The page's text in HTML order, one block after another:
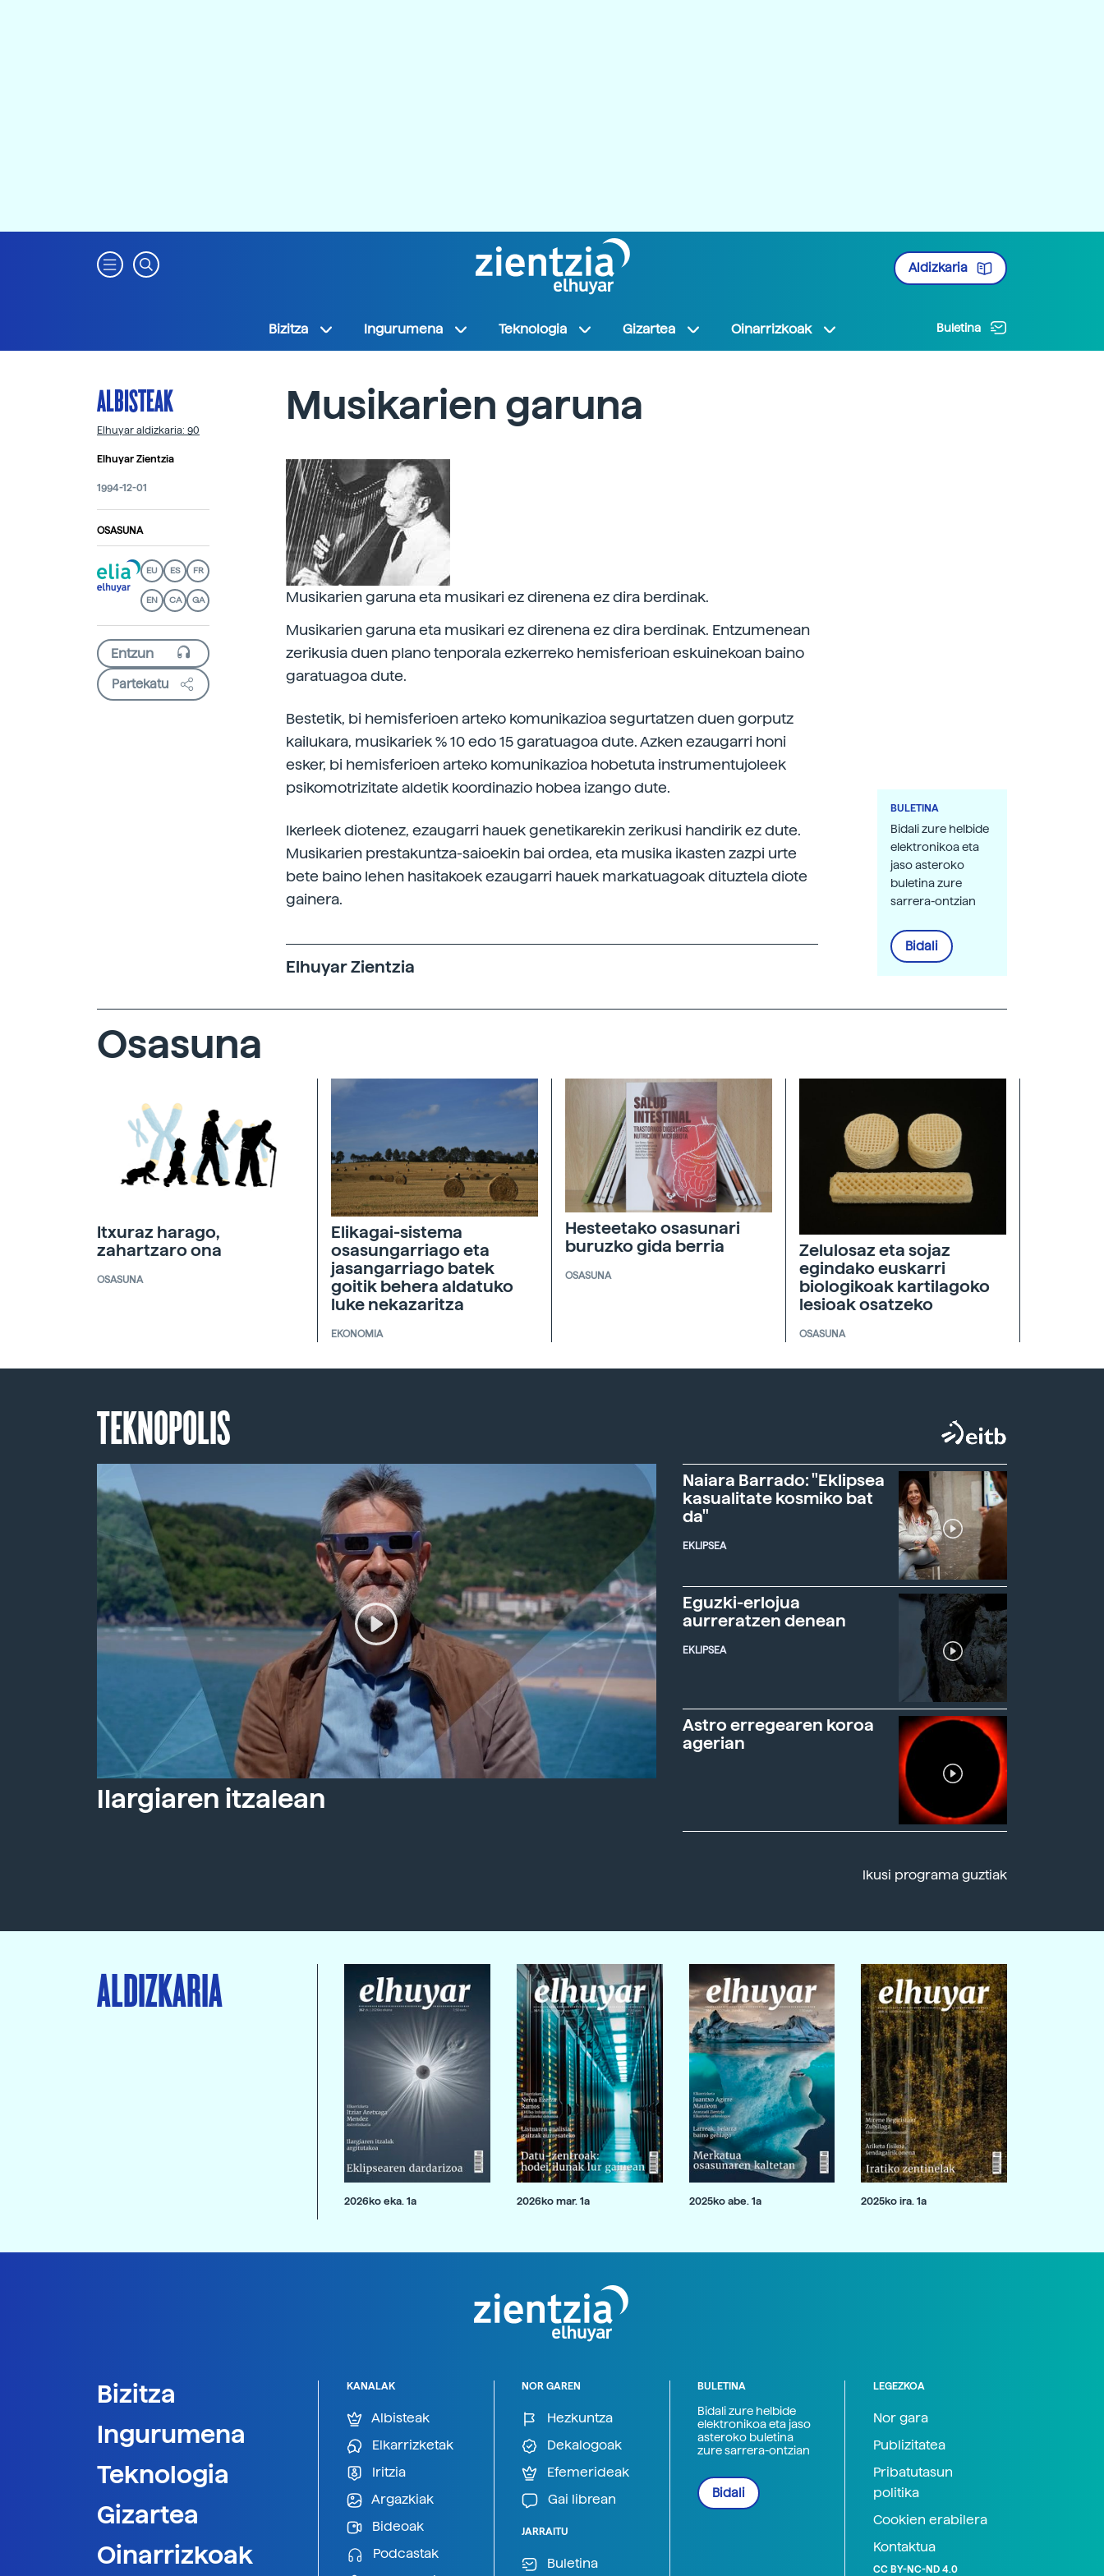
Aldizkaria
Bizitza Ingurumena Teknologia Gizartea Oinarrizkoak Buletina
ALBISTEAK
Elhuyar aldizkaria: 90
Elhuyar Zientzia
1994-12-01
OSASUNA
EU ES FR
EN CA GA
Partekatu
Musikarien garuna
Musikarien garuna eta musikari ez direnena ez dira berdinak.
Musikarien garuna eta musikari ez direnena ez dira berdinak. Entzumenean
zerikusia duen plano tenporala ezkerreko hemisferioan eskuinekoan baino
garatuagoa dute.
Bestetik, bi hemisferioen arteko komunikazioa segurtatzen duen gorputz
kailukara, musikariek % 10 edo 15 garatuagoa dute. Azken ezaugarri honi
esker, bi hemisferioen arteko komunikazioa hobetuta instrumentujoleek
psikomotrizitate aldetik koordinazio hobea izango dute.
Ikerleek diotenez, ezaugarri hauek genetikarekin zerikusi handirik ez dute.
Musikarien prestakuntza-saioekin bai ordea, eta musika ikasten zazpi urte
bete baino lehen hasitakoek ezaugarri hauek markatuagoak dituztela diote
gainera.
Elhuyar Zientzia
BULETINA
Bidali zure helbide
elektronikoa eta
jaso asteroko
buletina zure
sarrera-ontzian
Bidali
Osasuna
Itxuraz harago,
zahartzaro ona
OSASUNA
Elikagai-sistema
osasungarriago eta
jasangarriago batek
goitik behera aldatuko
luke nekazaritza
EKONOMIA
Hesteetako osasunari
buruzko gida berria
OSASUNA
Zelulosaz eta sojaz
egindako euskarri
biologikoak kartilagoko
lesioak osatzeko
OSASUNA
TEKNOPOLIS
Ilargiaren itzalean
Naiara Barrado: "Eklipsea
kasualitate kosmiko bat
da"
EKLIPSEA
Eguzki-erlojua
aurreratzen denean
EKLIPSEA
Astro erregearen koroa
agerian
Ikusi programa guztiak
ALDIZKARIA
2026ko eka. 1a 2026ko mar. 1a 2025ko abe. 1a 2025ko ira. 1a
Bizitza
Ingurumena
Teknologia
Gizartea
Oinarrizkoak
KANALAK
Albisteak
Elkarrizketak
Iritzia
Argazkiak
Bideoak
Podcastak
NOR GAREN
Hezkuntza
Dekalogoak
Efemerideak
Gai librean
JARRAITU
Buletina
BULETINA
Bidali zure helbide
elektronikoa eta jaso
asteroko buletina
zure sarrera-ontzian
Bidali
LEGEZKOA
Nor gara
Publizitatea
Pribatutasun
politika
Cookien erabilera
Kontaktua
CC BY-NC-ND 4.0